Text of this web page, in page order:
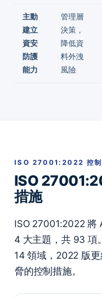
主動
建立
資安
防護
能力
管理層
決策，
降低資
料外洩
風險
ISO 27001:2022 控制
ISO
措施
ISO 27001:2022 將
4 大主題，共 93 項
14 領域，2022 版
脅的控制措施。